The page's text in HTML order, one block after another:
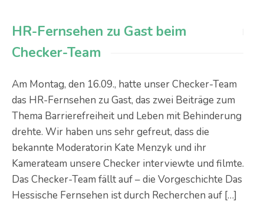
HR-Fernsehen zu Gast beim
Checker-Team
Am Montag, den 16.09., hatte unser Checker-Team
das HR-Fernsehen zu Gast, das zwei Beiträge zum
Thema Barrierefreiheit und Leben mit Behinderung
drehte. Wir haben uns sehr gefreut, dass die
bekannte Moderatorin Kate Menzyk und ihr
Kamerateam unsere Checker interviewte und filmte.
Das Checker-Team fällt auf – die Vorgeschichte Das
Hessische Fernsehen ist durch Recherchen auf […]